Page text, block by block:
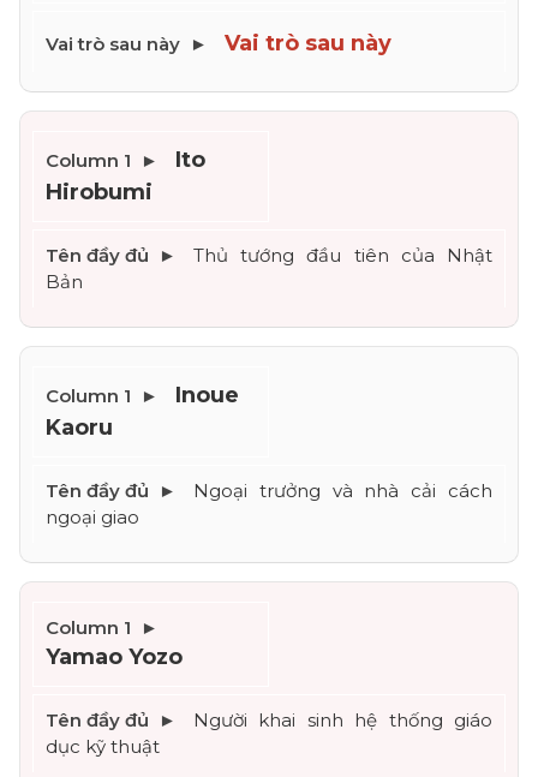
Vai trò sau này
Ito
Hirobumi
Thủ tướng đầu tiên của Nhật
Bản
Inoue
Kaoru
Ngoại trưởng và nhà cải cách
ngoại giao
Yamao Yozo
Người khai sinh hệ thống giáo
dục kỹ thuật